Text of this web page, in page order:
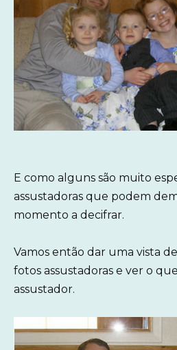
E como alguns são muito
assustadoras que podem
momento a decifrar.
Vamos então dar uma vista
fotos assustadoras e ver o
assustador.